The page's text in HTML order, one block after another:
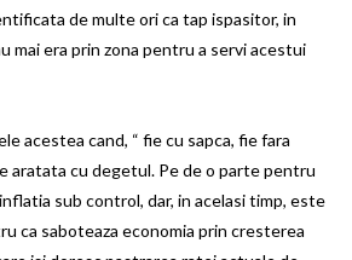
de multe ori ca tap ispasitor, in
mai era prin zona pentru a servi acestui
acestea cand, “ fie cu sapca, fie fara
aratata cu degetul. Pe de o parte pentru
sub control, dar, in acelasi timp, este
ca saboteaza economia prin cresterea